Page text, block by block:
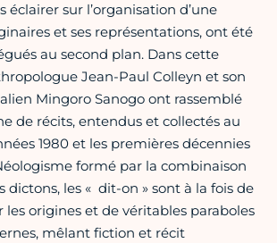
sur l’organisation d’une
et ses représentations, ont été
au second plan. Dans cette
Jean-Paul Colleyn et son
Mingoro Sanogo ont rassemblé
de récits, entendus et collectés au
1980 et les premières décennies
formé par la combinaison
dictons, les « dit-on » sont à la fois de
les origines et de véritables paraboles
mêlant fiction et récit